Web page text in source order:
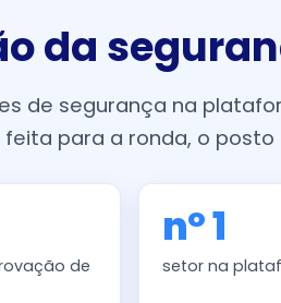
da
de segurança na
para a ronda, o posto
de
nº 1
setor na